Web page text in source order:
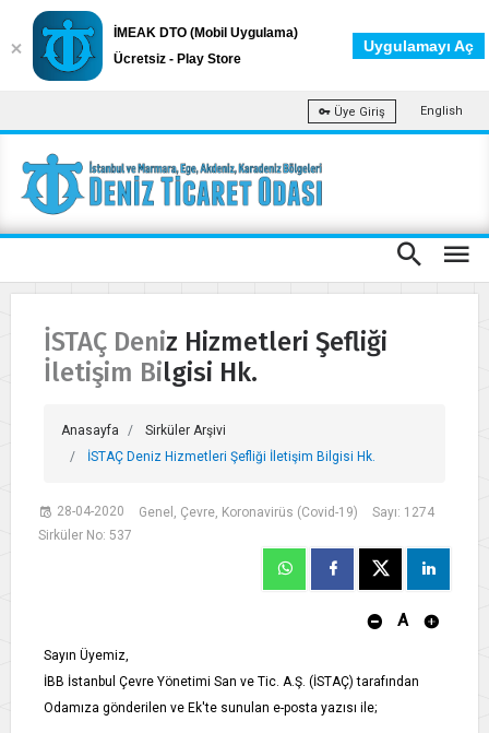
Üye Giriş English
İSTAÇ Deniz Hizmetleri Şefliği
İletişim Bilgisi Hk.
Anasayfa
Sirküler Arşivi
İSTAÇ Deniz Hizmetleri Şefliği İletişim Bilgisi Hk.
28-04-2020 Genel, Çevre, Koronavirüs (Covid-19)
Sayı: 1274
Sirküler No: 537
A
Sayın Üyemiz,
İBB İstanbul Çevre Yönetimi San ve Tic. A.Ş. (İSTAÇ) tarafından
Odamıza gönderilen ve Ek'te sunulan e-posta yazısı ile;
İMEAK DTO (Mobil Uygulama)
Ücretsiz - Play Store
Uygulamayı Aç